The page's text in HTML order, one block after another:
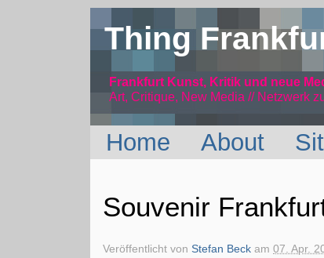
Thing
Frankfurt Kunst, Kritik und neue
Art, Critique, New Media // Netzwerk
Home About
Souvenir
Veröffentlicht vonStefan Beck am07. Apr.